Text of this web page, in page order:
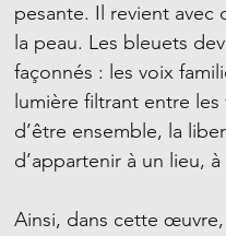
pesante. Il revient avec
la peau. Les bleuets
façonnés : les voix
lumière filtrant entre
d’être ensemble, la
d’appartenir à un lieu,
Ainsi, dans cette